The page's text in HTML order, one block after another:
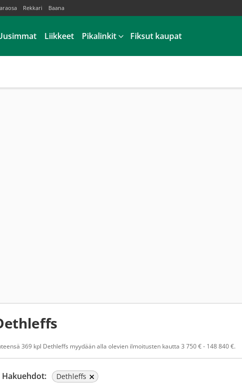
Rekkari Baana
Liikkeet Pikalinkit Fiksut kaupat
369 kpl Dethleffs myydään alla olevien ilmoitusten kautta 3 750 € - 148 840 €.
Hakuehdot: Dethleffs